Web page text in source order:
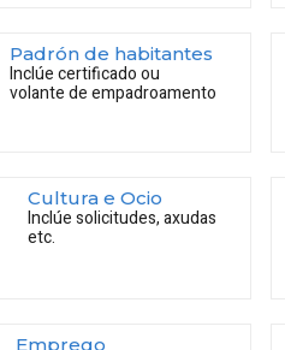
Padrón de habitantes
Inclúe certificado ou
volante de empadroamento
Cultura e Ocio
Inclúe solicitudes, axudas
etc.
Emprego